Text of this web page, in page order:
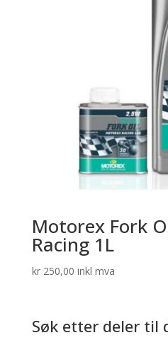
Motorex Fork
Racing 1L
kr250,00 inkl mva
Søk etter deler til